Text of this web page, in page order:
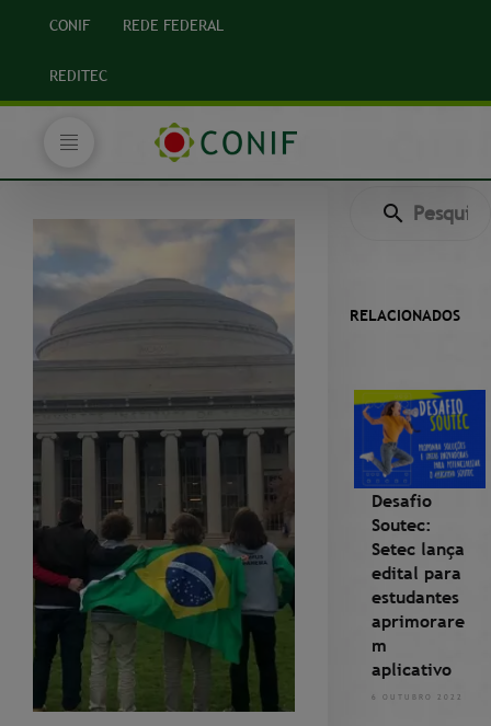
CONIF REDE FEDERAL
REDITEC
RELACIONADOS
Desafio
Soutec:
Setec lança
edital para
estudantes
aprimorare
m
aplicativo
6 OUTUBRO 2022